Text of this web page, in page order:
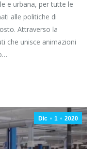
e urbana, per tutte le
alle politiche di
Attraverso la
che unisce animazioni
Dic 1 2020